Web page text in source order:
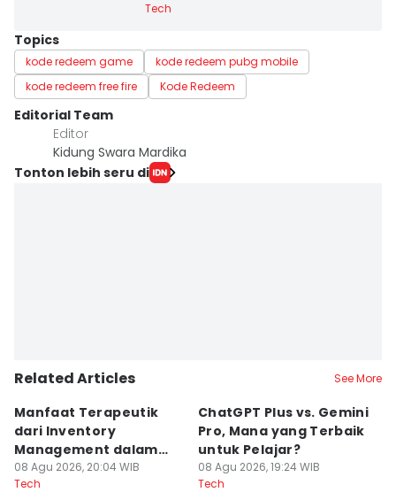
Tech
Topics
kode redeem game
kode redeem pubg mobile
kode redeem free fire
Kode Redeem
Editorial Team
Editor
Kidung Swara Mardika
Tonton lebih seru di
Related Articles See More
Manfaat Terapeutik
dari Inventory
Management dalam
Cozy Game
08 Agu 2026, 20:04 WIB
Tech
ChatGPT Plus vs. Gemini
Pro, Mana yang Terbaik
untuk Pelajar?
08 Agu 2026, 19:24 WIB
Tech